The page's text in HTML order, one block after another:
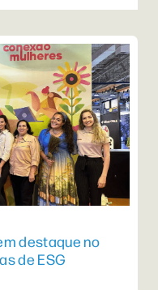
destaque no
de ESG